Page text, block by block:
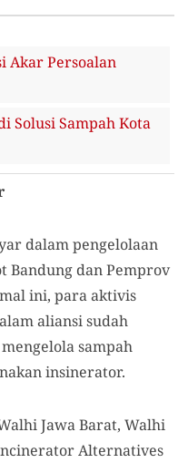
Akar Persoalan
Solusi Sampah Kota
dalam pengelolaan
Bandung dan Pemprov
ini, para aktivis
aliansi sudah
sampah
insinerator.
Jawa Barat, Walhi
Alternatives